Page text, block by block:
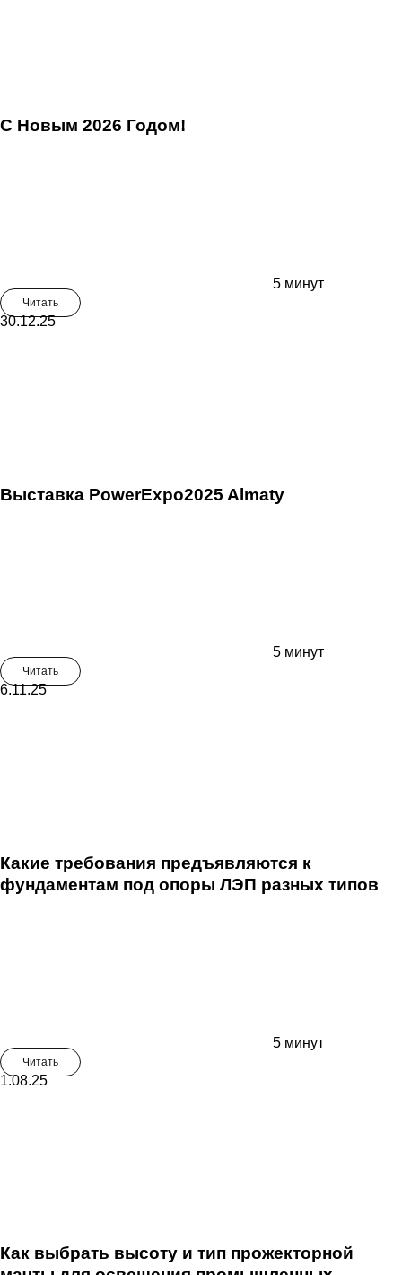
С Новым 2026 Годом!
5 минут
Читать
30.12.25
Выставка PowerExpo2025 Almaty
5 минут
Читать
6.11.25
Какие требования предъявляются к
фундаментам под опоры ЛЭП разных типов
5 минут
Читать
1.08.25
Как выбрать высоту и тип прожекторной